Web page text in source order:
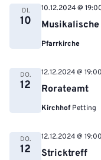
DI.
10
10.12.2024 @
Pfarrkirche
DO.
12 Rorateamt
12.12.2024 @ 19:00
KirchhofPetting
DO.
12 Stricktreff
12.12.2024 @ 19:00